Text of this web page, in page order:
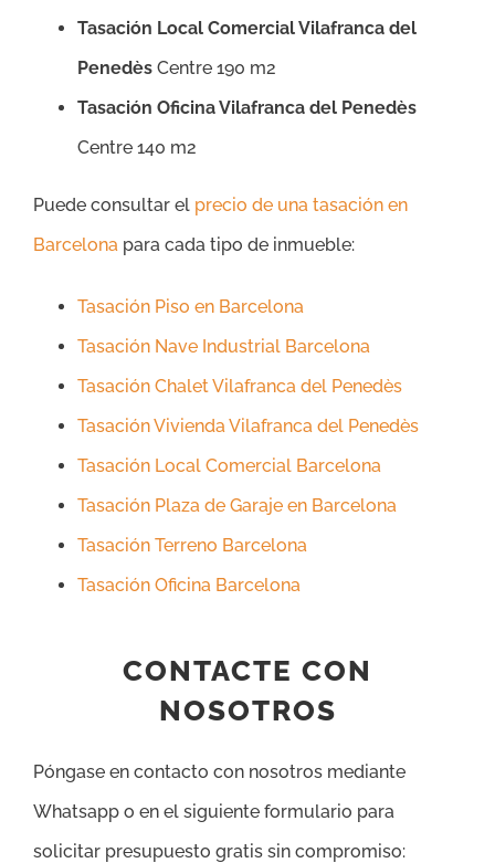
Tasación Local Comercial Vilafranca del
Penedès Centre 190 m2
Tasación Oficina Vilafranca del Penedès
Centre 140 m2
Puede consultar el precio de una tasación en
Barcelona para cada tipo de inmueble:
Tasación Piso en Barcelona
Tasación Nave Industrial Barcelona
Tasación Chalet Vilafranca del Penedès
Tasación Vivienda Vilafranca del Penedès
Tasación Local Comercial Barcelona
Tasación Plaza de Garaje en Barcelona
Tasación Terreno Barcelona
Tasación Oficina Barcelona
CONTACTE CON
NOSOTROS
Póngase en contacto con nosotros mediante
Whatsapp o en el siguiente formulario para
solicitar presupuesto gratis sin compromiso: